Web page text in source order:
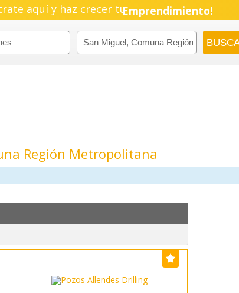
aquí y haz crecer tuPyme!
Emprendimiento!
Región Metropolitana